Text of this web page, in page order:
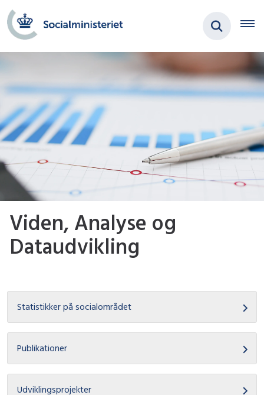
Viden, Analyse og
Dataudvikling
Statistikker på socialområdet
Publikationer
Udviklingsprojekter